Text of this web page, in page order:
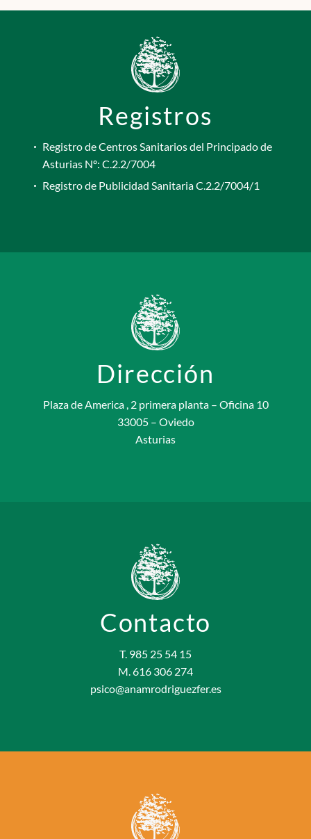
Registros
Registro de Centros Sanitarios del Principado de
Asturias Nº: C.2.2/7004
Registro de Publicidad Sanitaria C.2.2/7004/1
Dirección
Plaza de America , 2 primera planta – Oficina 10
33005 – Oviedo
Asturias
Contacto
T. 985 25 54 15
M. 616 306 274
psico@anamrodriguezfer.es